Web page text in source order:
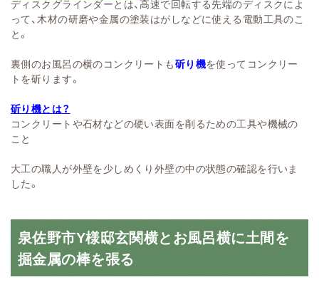
ディスクグラインダーとは、高速で回転する先端のディスクによ
って、木材の研磨や金属の塗装はがしなどに使える電動工具のこ
と。
裏側のお風呂の横のコンクリートも斫り機を使ってコンクリー
トを斫ります。
斫り機とは？
コンクリートや石材などの硬い表面を削るための工具や機械の
こと
大工の職人が外壁を少しめくり外壁の中の状態の確認を行いま
した。
泉佐野市Y様邸玄関横とお風呂横に土間を
掘金属の棒を張る